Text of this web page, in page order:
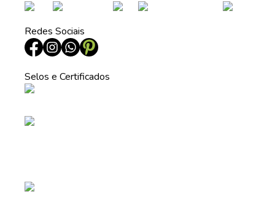
Redes Sociais
Selos e Certificados